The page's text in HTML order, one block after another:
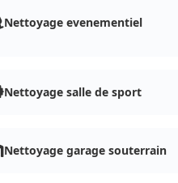
Nettoyage evenementiel
Nettoyage salle de sport
Nettoyage garage souterrain